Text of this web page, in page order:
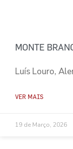
MONTE
Luís Louro,
VER MAIS
19 de Março, 2026